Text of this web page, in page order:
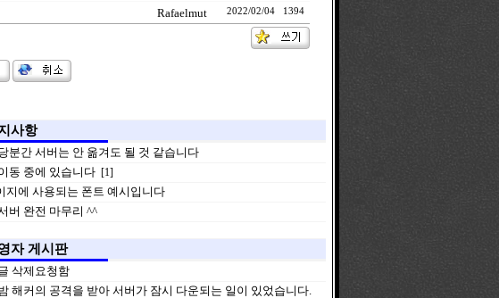
Rafaelmut 2022/02/04 1394
사항
분간 서버는 안 옮겨도 될 것 같습니다
동 중에 있습니다 [1]
지에 사용되는 폰트 예시입니다
버 완전 마무리 ^^
자 게시판
삭제요청함
해커의 공격을 받아 서버가 잠시 다운되는 일이 있었습니다.